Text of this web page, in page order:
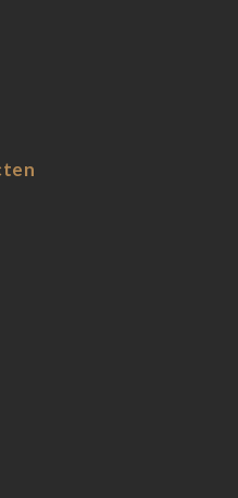
INPLANNEN